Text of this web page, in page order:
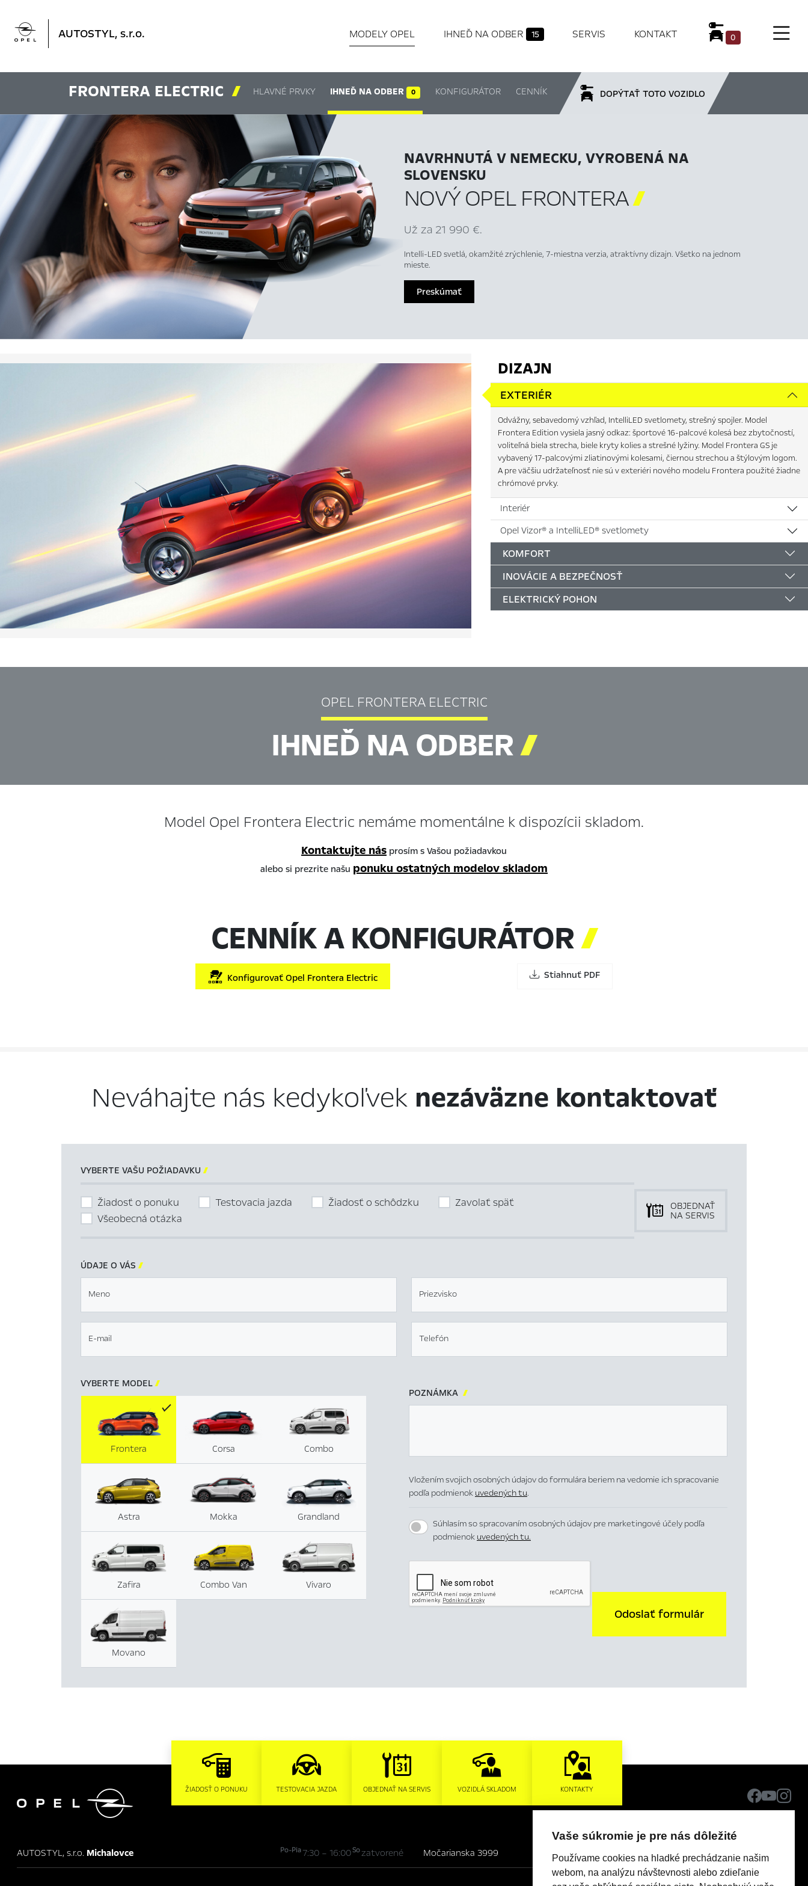
 AUTOSTYL, s.r.o. MODELY OPEL IHNEĎ NA ODBER 15 SERVIS KONTAKT 0
FRONTERA ELECTRIC  HLAVNÉ PRVKY IHNEĎ NA ODBER 0 KONFIGURÁTOR CENNÍK DOPÝTAŤ TOTO VOZIDLO
NAVRHNUTÁ V NEMECKU, VYROBENÁ NA
SLOVENSKU
NOVÝ OPEL FRONTERA
Už za 21 990 €.
Intelli-LED svetlá, okamžité zrýchlenie, 7-miestna verzia, atraktívny dizajn. Všetko na jednom
mieste.
Preskúmať
DIZAJN
EXTERIÉR
Odvážny, sebavedomý vzhľad, IntelliLED svetlomety, strešný spojler. Model
Frontera Edition vysiela jasný odkaz: športové 16-palcové kolesá bez zbytočností,
voliteľná biela strecha, biele kryty kolies a strešné lyžiny. Model Frontera GS je
vybavený 17-palcovými zliatinovými kolesami, čiernou strechou a štýlovým logom.
A pre väčšiu udržateľnosť nie sú v exteriéri nového modelu Frontera použité žiadne
chrómové prvky.
Interiér
Opel Vizor® a IntelliLED® svetlomety
KOMFORT
INOVÁCIE A BEZPEČNOSŤ
ELEKTRICKÝ POHON
OPEL FRONTERA ELECTRIC
IHNEĎ NA ODBER
Model Opel Frontera Electric nemáme momentálne k dispozícii skladom.
Kontaktujte nás prosím s Vašou požiadavkou
alebo si prezrite našu ponuku ostatných modelov skladom
CENNÍK A KONFIGURÁTOR
Konfigurovať Opel Frontera Electric Stiahnuť PDF
Neváhajte nás kedykoľvek nezáväzne kontaktovať
VYBERTE VAŠU POŽIADAVKU 
Žiadosť o ponuku Testovacia jazda Žiadosť o schôdzku
Zavolať späť
Všeobecná otázka
OBJEDNAŤ
NA SERVIS
ÚDAJE O VÁS 
Meno Priezvisko
E-mail Telefón
VYBERTE MODEL 
Corsa Combo
Astra Mokka
Frontera
Grandland
Zafira Combo Van Vivaro
Movano
POZNÁMKA 
Vložením svojich osobných údajov do formulára beriem na vedomie ich spracovanie
podľa podmienok uvedených tu.
Súhlasím so spracovaním osobných údajov pre marketingové účely podľa
podmienok uvedených tu.
Odoslať formulár
 ŽIADOSŤ O PONUKU TESTOVACIA JAZDA OBJEDNAŤ NA SERVIS VOZIDLÁ SKLADOM KONTAKTY
AUTOSTYL, s.r.o. Michalovce Po-Pia7:30 – 16:00Sozatvorené Močarianska 3999
Vaše súkromie je pre nás dôležité
Používame cookies na hladké prechádzanie našim
webom, na analýzu návštevnosti alebo zdieľanie